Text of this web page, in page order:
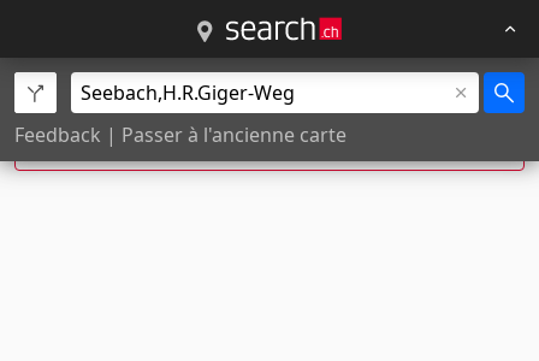
Feedback | Passer à l'ancienne carte
H.-R.-Giger-Weg, Seebach a été corrigée àH.-R.-
Giger-Weg,Zürich.